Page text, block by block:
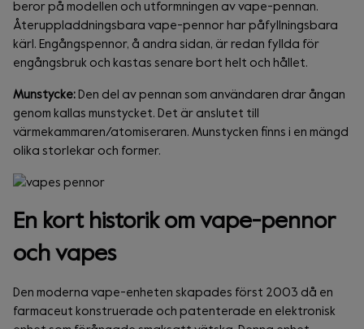
beror på modellen och utformningen av vape-pennan.
Återuppladdningsbara vape-pennor har påfyllningsbara
kärl. Engångspennor, å andra sidan, är redan fyllda för
engångsbruk och kastas senare bort helt och hållet.
Munstycke: Den del av pennan som användaren drar ångan
genom kallas munstycket. Det är anslutet till
värmekammaren/atomiseraren. Munstycken finns i en mängd
olika storlekar och former.
En kort historik om vape-pennor
och vapes
Den moderna vape-enheten skapades först 2003 då en
farmaceut konstruerade och patenterade en elektronisk